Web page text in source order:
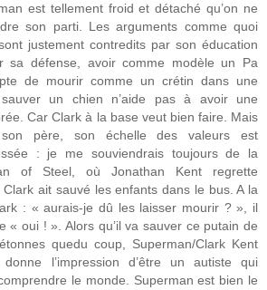
est tellement froid et détaché qu’on ne
son parti. Les arguments comme quoi
justement contredits par son éducation
sa défense, avoir comme modèle un Pa
de mourir comme un crétin dans une
un chien n’aide pas à avoir une
Car Clark à la base veut bien faire. Mais
père, son échelle des valeurs est
: je me souviendrais toujours de la
of Steel, où Jonathan Kent regrette
ait sauvé les enfants dans le bus. A la
: « aurais-je dû les laisser mourir ? », il
« oui ! ». Alors qu’il va sauver ce putain de
quedu coup, Superman/Clark Kent
l’impression d’être un autiste qui
le monde. Superman est bien le